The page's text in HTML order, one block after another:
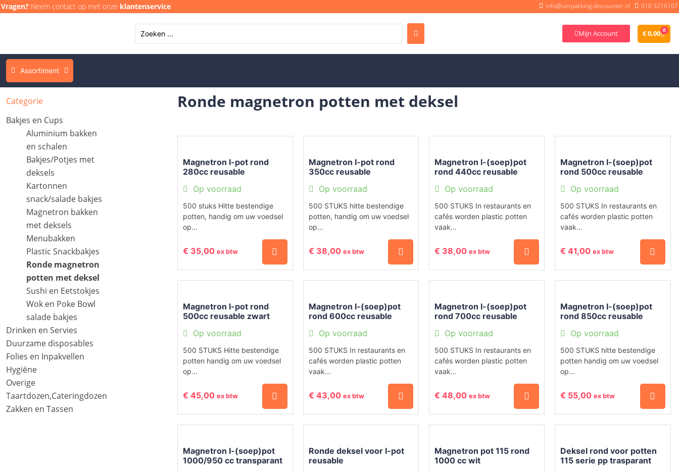
Vragen? Neem contact op met onze klantenservice info@verpakking-discounter.nl 010 3216107
Mijn Account €0,00 0
Assortiment
Categorie
Bakjes en Cups
Aluminium bakken
en schalen
Bakjes/Potjes met
deksels
Kartonnen
snack/salade bakjes
Magnetron bakken
met deksels
Menubakken
Plastic Snackbakjes
Ronde magnetron
potten met deksel
Sushi en Eetstokjes
Wok en Poke Bowl
salade bakjes
Drinken en Servies
Duurzame disposables
Folies en Inpakvellen
Hygiëne
Overige
Taartdozen,Cateringdozen
Zakken en Tassen
Ronde magnetron potten met deksel
Op voorraad
Magnetron I-pot rond
280cc reusable
€ 35,00 ex btw
500 stuks Hitte bestendige
potten, handig om uw voedsel
op...
Op voorraad
Magnetron I-pot rond
350cc reusable
€ 38,00 ex btw
500 STUKS hitte bestendige
potten, handig om uw voedsel
op...
Op voorraad
Magnetron I-(soep)pot
rond 440cc reusable
€ 38,00 ex btw
500 STUKS In restaurants en
cafés worden plastic potten
vaak...
Op voorraad
Magnetron I-(soep)pot
rond 500cc reusable
€ 41,00 ex btw
500 STUKS In restaurants en
cafés worden plastic potten
vaak...
Op voorraad
Magnetron I-pot rond
500cc reusable zwart
€ 45,00 ex btw
500 STUKS Hitte bestendige
potten handig om uw voedsel
op...
Op voorraad
Magnetron I-(soep)pot
rond 600cc reusable
€ 43,00 ex btw
500 STUKS In restaurants en
cafés worden plastic potten
vaak...
Op voorraad
Magnetron I-(soep)pot
rond 700cc reusable
€ 48,00 ex btw
500 STUKS In restaurants en
cafés worden plastic potten
vaak...
Op voorraad
Magnetron I-(soep)pot
rond 850cc reusable
€ 55,00 ex btw
500 STUKS hitte bestendige
potten handig om uw voedsel
op...
Magnetron I-(soep)pot
1000/950 cc transparant
Ronde deksel voor I-pot
reusable
Magnetron pot 115 rond
1000 cc wit
Deksel rond voor potten
115 serie pp trasparant